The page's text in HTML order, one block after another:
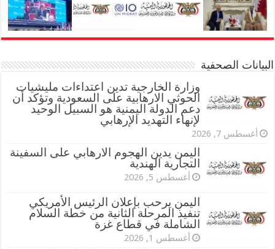
البيانات الصحفية
وزارة الخارجية تدين اعتداءات مليشيات
الحوثي الارهابية على السعودية وتؤكد أن
دعم الدولة اليمنية هو السبيل الوحيد
لإنهاء التهديد الإرهابي
أغسطس 7, 2026
اليمن يدين الهجوم الارهابي على السفينة
التجارية الهندية
أغسطس 5, 2026
اليمن يرحب بإعلان الرئيس الأمريكي
تنفيذ المرحلة الثانية من خطة السلام
الشاملة في قطاع غزة
أغسطس 1, 2026